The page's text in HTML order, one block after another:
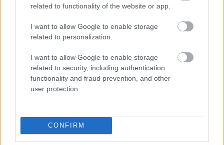
related to functionality of the website or app.
I want to allow Google to enable storage
related to personalization.
I want to allow Google to enable storage
related to security, including authentication
functionality and fraud prevention, and other
user protection.
CONFIRM
NÉPSZERŰ